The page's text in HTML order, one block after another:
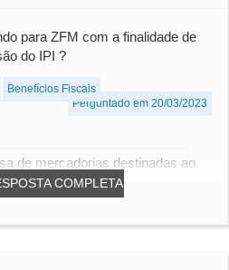
para ZFM com a finalidade de
do IPI ?
Benefícios Fiscais
Perguntado em 20/03/2023
COMPLETA
de mercadorias destinadas ao
para a...